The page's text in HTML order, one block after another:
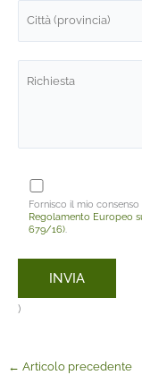
Fornisco il mio
Regolamento Europeo
679/16).
)
← Articolo precedente